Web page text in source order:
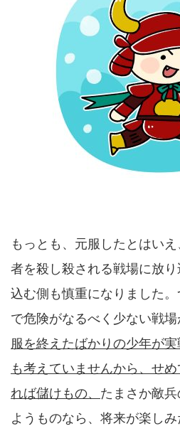
もっとも、元服したとはい
者を殺し殺される戦場に放
込む側も慎重になりました
で危険がなるべく少ない戦場
服を終えたばかりの少年が
も考えていませんから、せ
れば儲けもの、 たまさか敵
ようものなら、将来が楽し